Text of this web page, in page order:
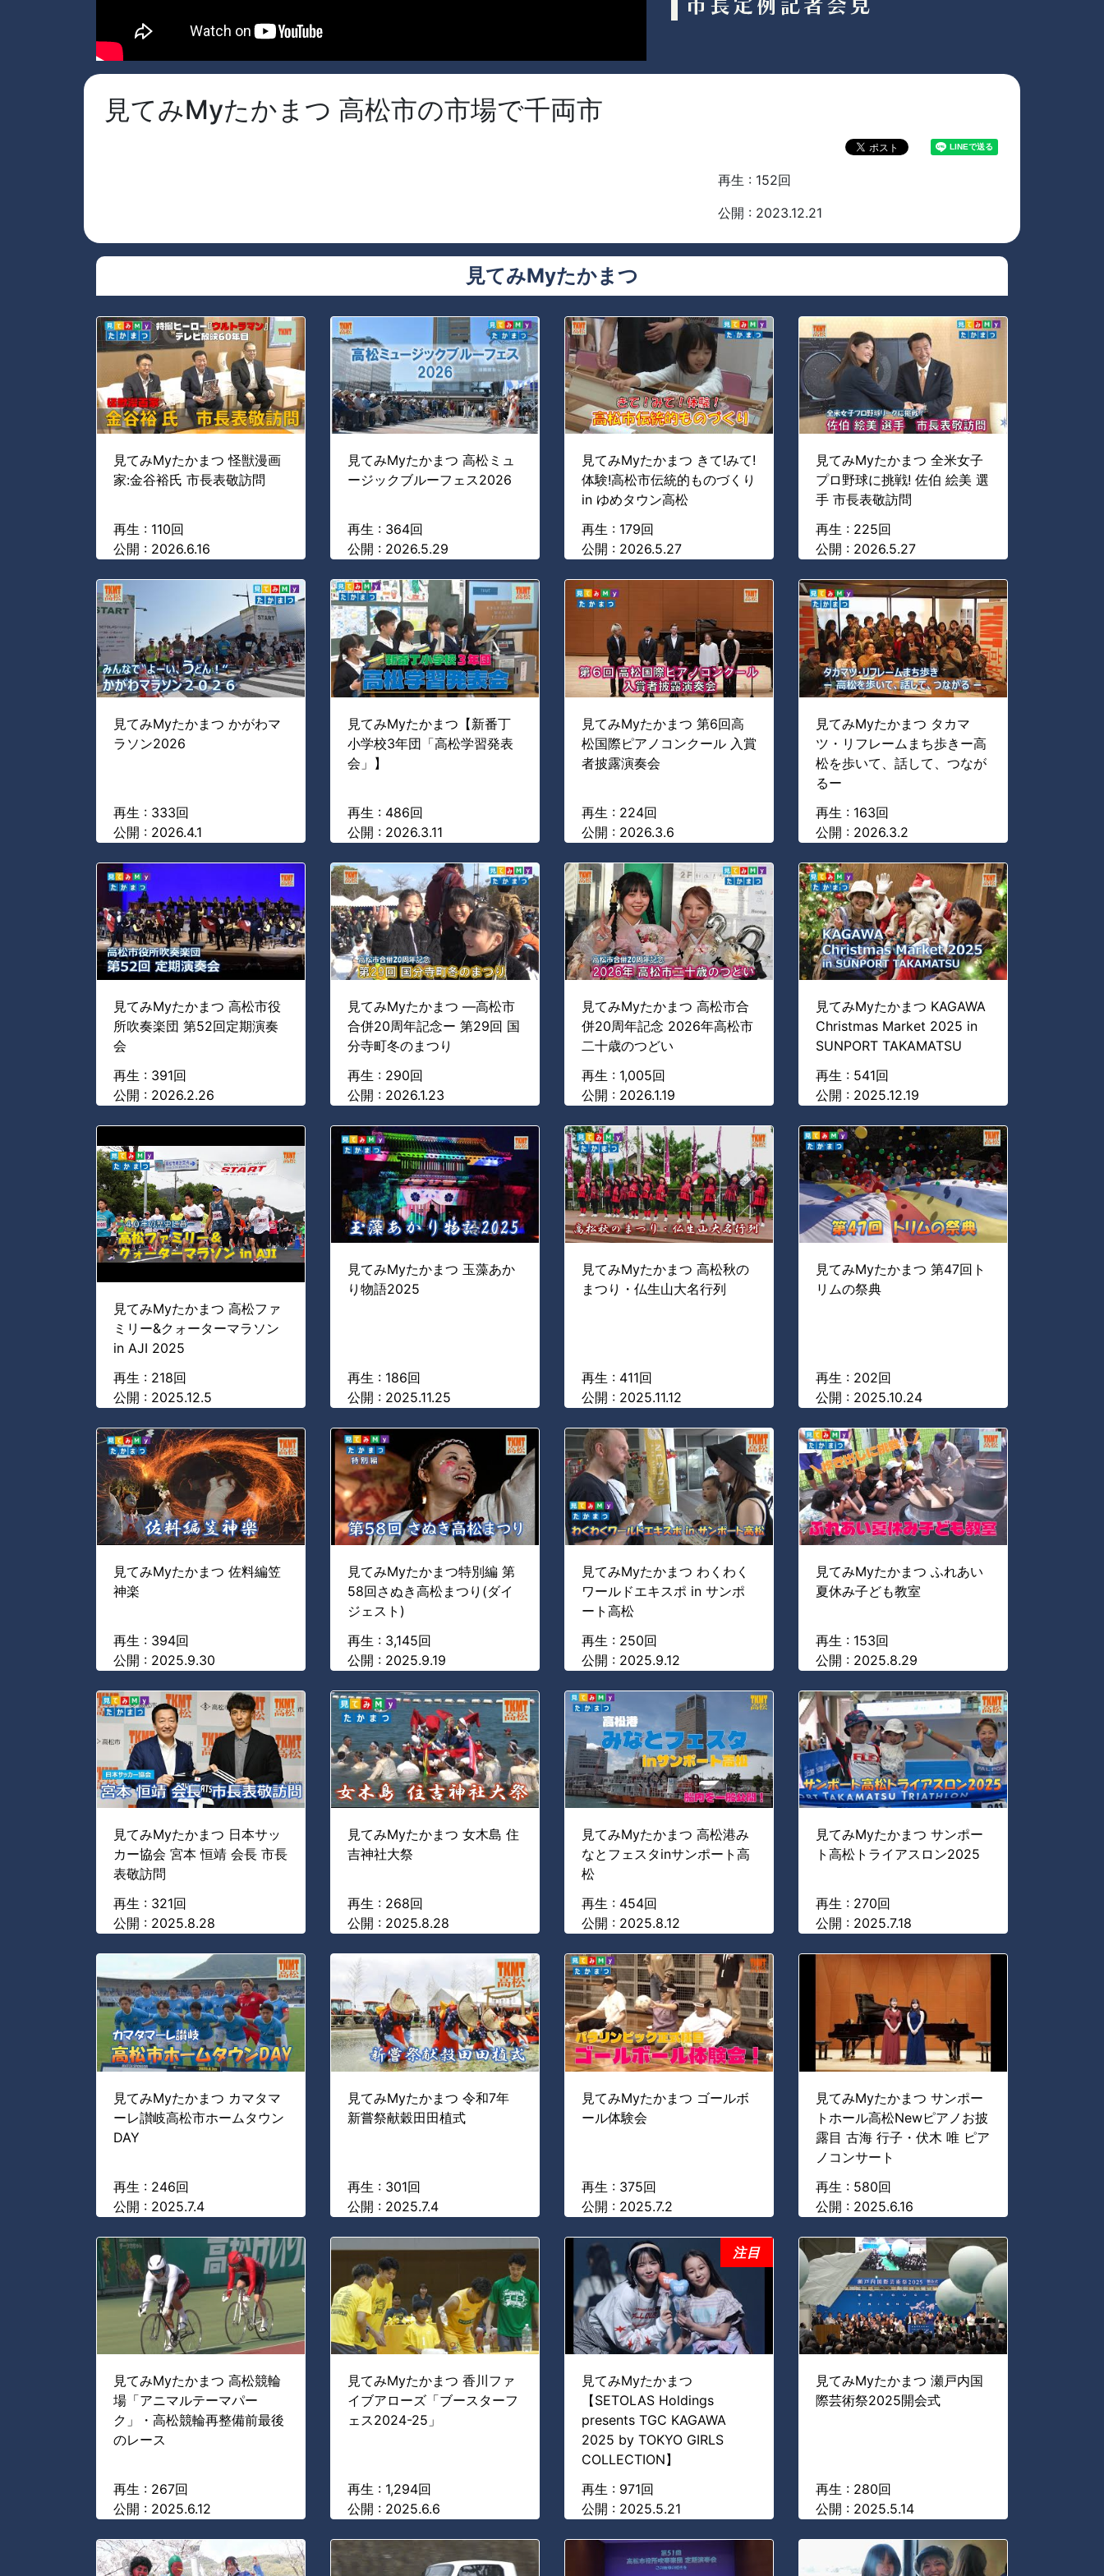
見てみMyたかまつ 高松市の市場で千両市
再生 : 152回
公開 : 2023.12.21
見てみMyたかまつ
見てみMyたかまつ 怪獣漫画
家:金谷裕氏 市長表敬訪問
再生 : 110回
公開 : 2026.6.16
見てみMyたかまつ 高松ミュ
ージックブルーフェス2026
再生 : 364回
公開 : 2026.5.29
見てみMyたかまつ きて!みて!
体験!高松市伝統的ものづくり
in ゆめタウン高松
再生 : 179回
公開 : 2026.5.27
見てみMyたかまつ 全米女子
プロ野球に挑戦! 佐伯 絵美 選
手 市長表敬訪問
再生 : 225回
公開 : 2026.5.27
見てみMyたかまつ かがわマ
ラソン2026
再生 : 333回
公開 : 2026.4.1
見てみMyたかまつ【新番丁
小学校3年団「高松学習発表
会」】
再生 : 486回
公開 : 2026.3.11
見てみMyたかまつ 第6回高
松国際ピアノコンクール 入賞
者披露演奏会
再生 : 224回
公開 : 2026.3.6
見てみMyたかまつ タカマ
ツ・リフレームまち歩きー高
松を歩いて、話して、つなが
るー
再生 : 163回
公開 : 2026.3.2
見てみMyたかまつ 高松市役
所吹奏楽団 第52回定期演奏
会
再生 : 391回
公開 : 2026.2.26
見てみMyたかまつ ―高松市
合併20周年記念ー 第29回 国
分寺町冬のまつり
再生 : 290回
公開 : 2026.1.23
見てみMyたかまつ 高松市合
併20周年記念 2026年高松市
二十歳のつどい
再生 : 1,005回
公開 : 2026.1.19
見てみMyたかまつ KAGAWA
Christmas Market 2025 in
SUNPORT TAKAMATSU
再生 : 541回
公開 : 2025.12.19
見てみMyたかまつ 高松ファ
ミリー&クォーターマラソン
in AJI 2025
再生 : 218回
公開 : 2025.12.5
見てみMyたかまつ 玉藻あか
り物語2025
再生 : 186回
公開 : 2025.11.25
見てみMyたかまつ 高松秋の
まつり・仏生山大名行列
再生 : 411回
公開 : 2025.11.12
見てみMyたかまつ 第47回ト
リムの祭典
再生 : 202回
公開 : 2025.10.24
見てみMyたかまつ 佐料編笠
神楽
再生 : 394回
公開 : 2025.9.30
見てみMyたかまつ特別編 第
58回さぬき高松まつり(ダイ
ジェスト)
再生 : 3,145回
公開 : 2025.9.19
見てみMyたかまつ わくわく
ワールドエキスポ in サンポ
ート高松
再生 : 250回
公開 : 2025.9.12
見てみMyたかまつ ふれあい
夏休み子ども教室
再生 : 153回
公開 : 2025.8.29
見てみMyたかまつ 日本サッ
カー協会 宮本 恒靖 会長 市長
表敬訪問
再生 : 321回
公開 : 2025.8.28
見てみMyたかまつ 女木島 住
吉神社大祭
再生 : 268回
公開 : 2025.8.28
見てみMyたかまつ 高松港み
なとフェスタinサンポート高
松
再生 : 454回
公開 : 2025.8.12
見てみMyたかまつ サンポー
ト高松トライアスロン2025
再生 : 270回
公開 : 2025.7.18
見てみMyたかまつ カマタマ
ーレ讃岐高松市ホームタウン
DAY
再生 : 246回
公開 : 2025.7.4
見てみMyたかまつ 令和7年
新嘗祭献穀田田植式
再生 : 301回
公開 : 2025.7.4
見てみMyたかまつ ゴールボ
ール体験会
再生 : 375回
公開 : 2025.7.2
見てみMyたかまつ サンポー
トホール高松Newピアノお披
露目 古海 行子・伏木 唯 ピア
ノコンサート
再生 : 580回
公開 : 2025.6.16
見てみMyたかまつ 高松競輪
場「アニマルテーマパー
ク」・高松競輪再整備前最後
のレース
再生 : 267回
公開 : 2025.6.12
見てみMyたかまつ 香川ファ
イブアローズ「ブースターフ
ェス2024-25」
再生 : 1,294回
公開 : 2025.6.6
見てみMyたかまつ
【SETOLAS Holdings
presents TGC KAGAWA
2025 by TOKYO GIRLS
COLLECTION】
再生 : 971回
公開 : 2025.5.21
注目
見てみMyたかまつ 瀬戸内国
際芸術祭2025開会式
再生 : 280回
公開 : 2025.5.14